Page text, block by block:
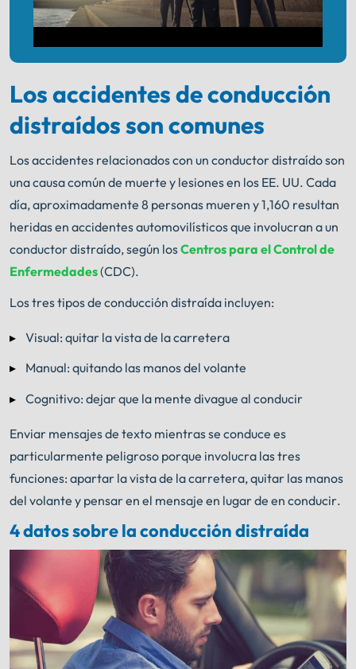
Los accidentes de conducción
distraídos son comunes
Los accidentes relacionados con un conductor distraído son
una causa común de muerte y lesiones en los EE. UU. Cada
día, aproximadamente 8 personas mueren y 1,160 resultan
heridas en accidentes automovilísticos que involucran a un
conductor distraído, según losCentros para el Control de
Enfermedades(CDC).
Los tres tipos de conducción distraída incluyen:
Visual: quitar la vista de la carretera
Manual: quitando las manos del volante
Cognitivo: dejar que la mente divague al conducir
Enviar mensajes de texto mientras se conduce es
particularmente peligroso porque involucra las tres
funciones: apartar la vista de la carretera, quitar las manos
del volante y pensar en el mensaje en lugar de en conducir.
4 datos sobre la conducción distraída